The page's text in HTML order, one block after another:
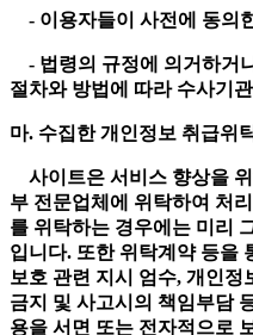
- 이용자들이 사전에 동의
- 법령의 규정에 의거하거
절차와 방법에 따라 수사기
마. 수집한 개인정보 취급위
사이트은 서비스 향상을
부 전문업체에 위탁하여 처
를 위탁하는 경우에는 미리
입니다. 또한 위탁계약 등을
보호 관련 지시 엄수, 개인정
금지 및 사고시의 책임부담
용을 서면 또는 전자적으로